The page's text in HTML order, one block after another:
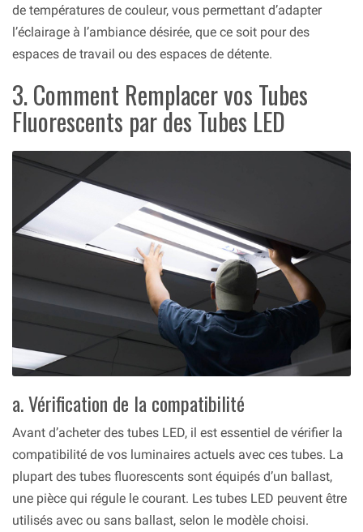
de températures de couleur, vous permettant d’adapter
l’éclairage à l’ambiance désirée, que ce soit pour des
espaces de travail ou des espaces de détente.
3. Comment Remplacer vos Tubes
Fluorescents par des Tubes LED
a. Vérification de la compatibilité
Avant d’acheter des tubes LED, il est essentiel de vérifier la
compatibilité de vos luminaires actuels avec ces tubes. La
plupart des tubes fluorescents sont équipés d’un ballast,
une pièce qui régule le courant. Les tubes LED peuvent être
utilisés avec ou sans ballast, selon le modèle choisi.